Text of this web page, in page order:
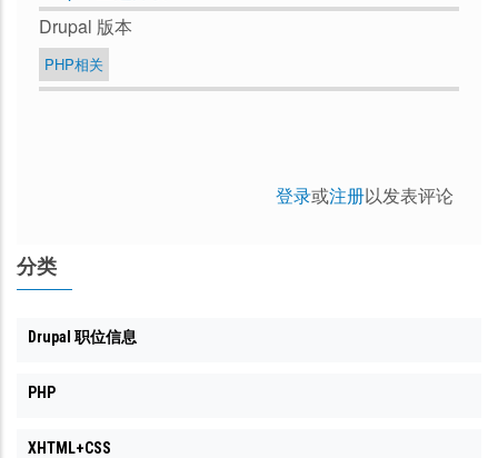
Drupal 版本
PHP相关
登录或注册以发表评论
分类
Drupal 职位信息
PHP
XHTML+CSS